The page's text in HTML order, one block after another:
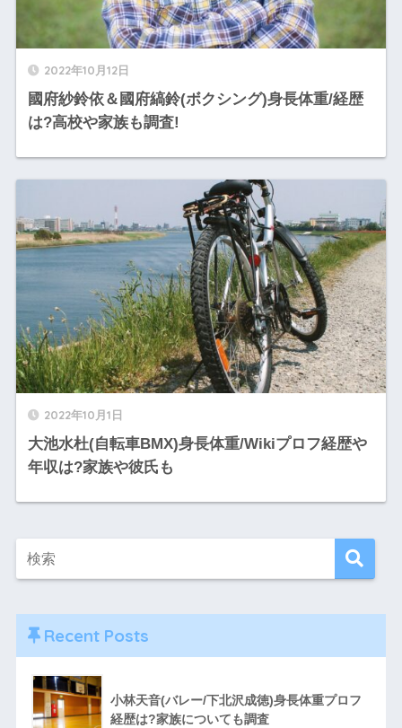
2022年10月12日
國府紗鈴依＆國府縞鈴(ボクシング)身長体重/経歴
は?高校や家族も調査!
2022年10月1日
大池水杜(自転車BMX)身長体重/Wikiプロフ経歴や
年収は?家族や彼氏も
Recent Posts
小林天音(バレー/下北沢成徳)身長体重プロフ
経歴は?家族についても調査